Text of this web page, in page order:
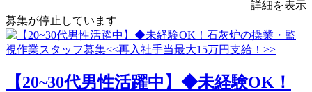
詳細を表示
募集が停止しています
【20~30代男性活躍中】◆未経験OK！